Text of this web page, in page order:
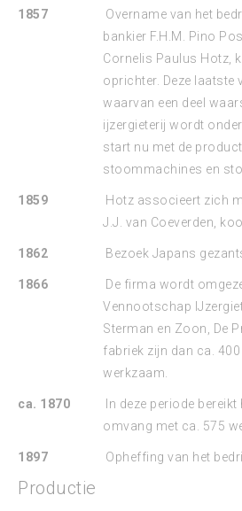
1857
Overname van het
bankier F.H.M. Pino
Cornelis Paulus Hotz,
oprichter. Deze laatste
waarvan een deel
ijzergieterij wordt
start nu met de
stoommachines en
1859
Hotz associeert zich
J.J. van Coeverden,
1862 Bezoek Japans
1866
De firma wordt
Vennootschap
Sterman en Zoon, De
fabriek zijn dan ca.
werkzaam.
ca. 1870
In deze periode
omvang met ca. 575
1897 Opheffing van het
Productie